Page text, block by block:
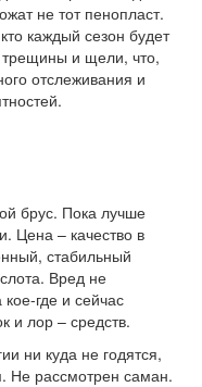
не тот пенопласт.
каждый сезон будет
трещины и щели, что,
отслеживания и
брус. Пока лучше
Цена – качество в
стабильный
Вред не
где и сейчас
и лор – средств.
ни куда не годятся,
Не рассмотрен саман.